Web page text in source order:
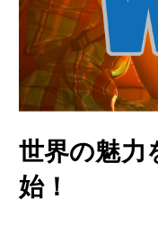
世界の魅力
始！